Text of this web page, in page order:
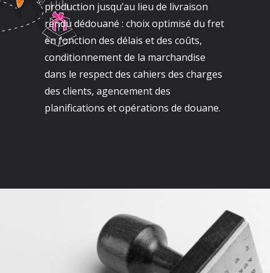
production jusqu’au lieu de livraison
rendu dédouané : choix optimisé du fret
en fonction des délais et des coûts,
conditionnement de la marchandise
dans le respect des cahiers des charges
des clients, agencement des
planifications et opérations de douane.